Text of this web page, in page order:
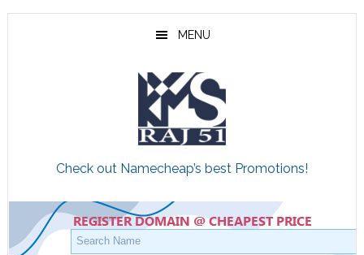
Skip
Skip
Skip
MENU
Check out Namecheap’s best Promotions!